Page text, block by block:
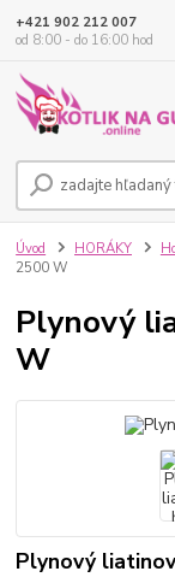
+421 902 212 007
od 8:00 - do 16:00 hod
Úvod HORÁKY
2500 W
Plynový
W
Plynový